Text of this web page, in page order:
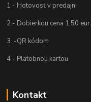
1 - Hotovosť v predajni
2 - Dobierkou cena 1,50 eur.
3 -QR kódom
4 - Platobnou kartou
Kontakt